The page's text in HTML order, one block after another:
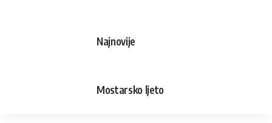
Najnovije
Mostarsko ljeto